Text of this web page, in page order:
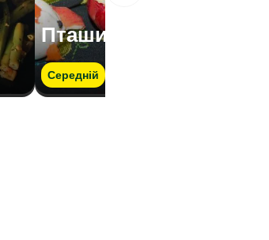
Пташине гніздо
Середній